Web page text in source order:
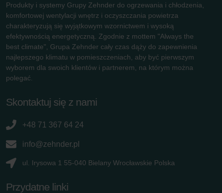
Produkty i systemy Grupy Zehnder do ogrzewania i chłodzenia,
komfortowej wentylacji wnętrz i oczyszczania powietrza
charakteryzują się wyjątkowym wzornictwem i wysoką
efektywnością energetyczną. Zgodnie z mottem "Always the
best climate", Grupa Zehnder cały czas dąży do zapewnienia
najlepszego klimatu w pomieszczeniach, aby być pierwszym
wyborem dla swoich klientów i partnerem, na którym można
polegać.
Skontaktuj się z nami
+48 71 367 64 24
info@zehnder.pl
ul. Irysowa 1 55-040 Bielany Wrocławskie Polska
Przydatne linki